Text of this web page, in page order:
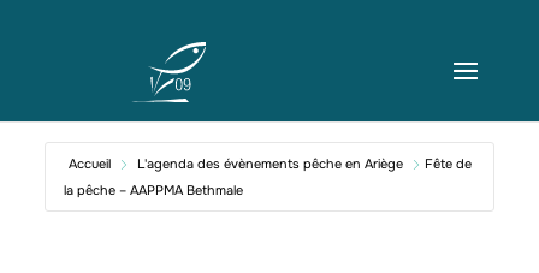
Accueil L'agenda des évènements pêche en Ariège
Fête de
la pêche – AAPPMA Bethmale